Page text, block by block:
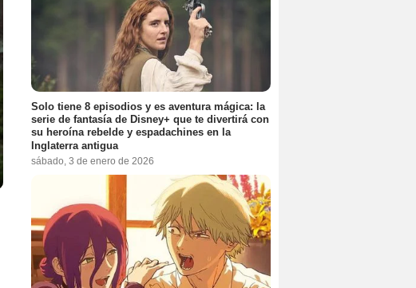
Solo tiene 8 episodios y es aventura mágica: la
serie de fantasía de Disney+ que te divertirá con
su heroína rebelde y espadachines en la
Inglaterra antigua
sábado, 3 de enero de 2026